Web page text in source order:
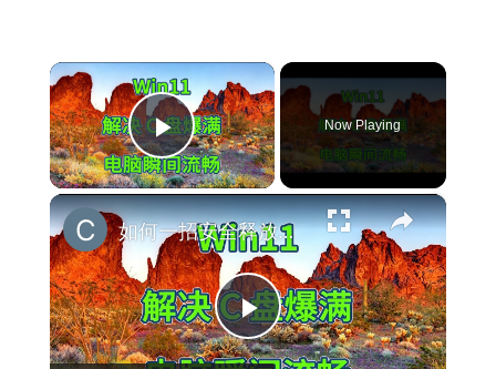
×
Play Video
Now Playing
×
P
如何一招安全释放爆满C盘空间